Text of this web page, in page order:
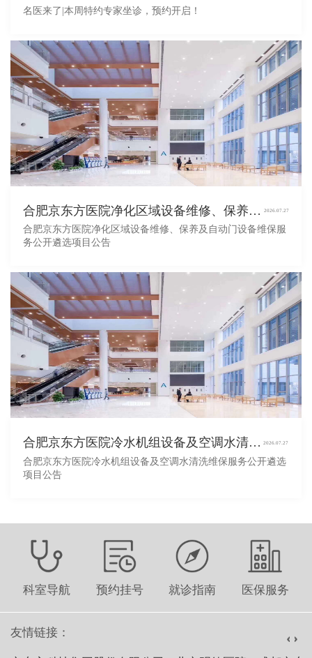
名医来了|本周特约专家坐诊，预约开启！
合肥京东方医院净化区域设备维修、保养及自动门设备维保服务公开遴选项目公告 2026.07.27
合肥京东方医院净化区域设备维修、保养及自动门设备维保服
务公开遴选项目公告
合肥京东方医院冷水机组设备及空调水清洗维保服务公开遴选项目公告 2026.07.27
合肥京东方医院冷水机组设备及空调水清洗维保服务公开遴选
项目公告
科室导航 预约挂号 就诊指南 医保服务
友情链接：